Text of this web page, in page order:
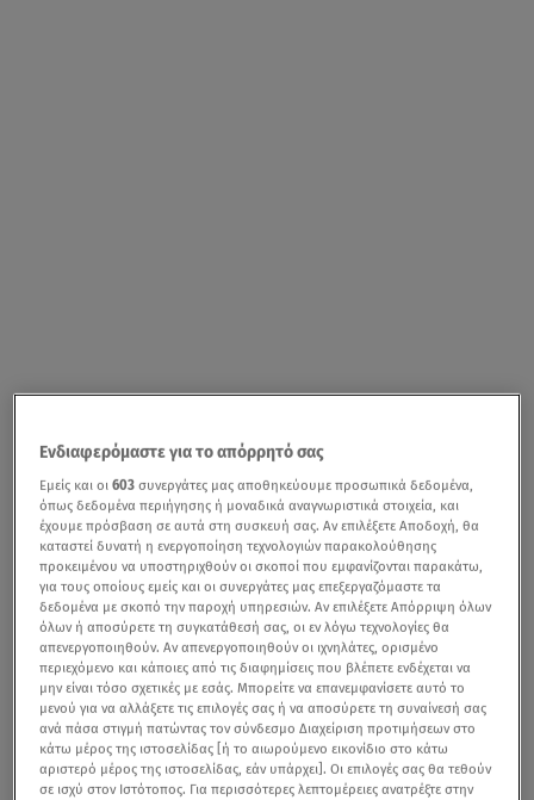
Ενδιαφερόμαστε για το απόρρητό σας
Εμείς και οι603 συνεργάτες μας αποθηκεύουμε προσωπικά δεδομένα,
όπως δεδομένα περιήγησης ή μοναδικά αναγνωριστικά στοιχεία, και
έχουμε πρόσβαση σε αυτά στη συσκευή σας. Αν επιλέξετε Αποδοχή, θα
καταστεί δυνατή η ενεργοποίηση τεχνολογιών παρακολούθησης
προκειμένου να υποστηριχθούν οι σκοποί που εμφανίζονται παρακάτω,
για τους οποίους εμείς και οι συνεργάτες μας επεξεργαζόμαστε τα
δεδομένα με σκοπό την παροχή υπηρεσιών. Αν επιλέξετε Απόρριψη όλων
όλων ή αποσύρετε τη συγκατάθεσή σας, οι εν λόγω τεχνολογίες θα
απενεργοποιηθούν. Αν απενεργοποιηθούν οι ιχνηλάτες, ορισμένο
περιεχόμενο και κάποιες από τις διαφημίσεις που βλέπετε ενδέχεται να
μην είναι τόσο σχετικές με εσάς. Μπορείτε να επανεμφανίσετε αυτό το
μενού για να αλλάξετε τις επιλογές σας ή να αποσύρετε τη συναίνεσή σας
ανά πάσα στιγμή πατώντας τον σύνδεσμο Διαχείριση προτιμήσεων στο
κάτω μέρος της ιστοσελίδας [ή το αιωρούμενο εικονίδιο στο κάτω
αριστερό μέρος της ιστοσελίδας, εάν υπάρχει]. Οι επιλογές σας θα τεθούν
σε ισχύ στον Ιστότοπος. Για περισσότερες λεπτομέρειες ανατρέξτε στην